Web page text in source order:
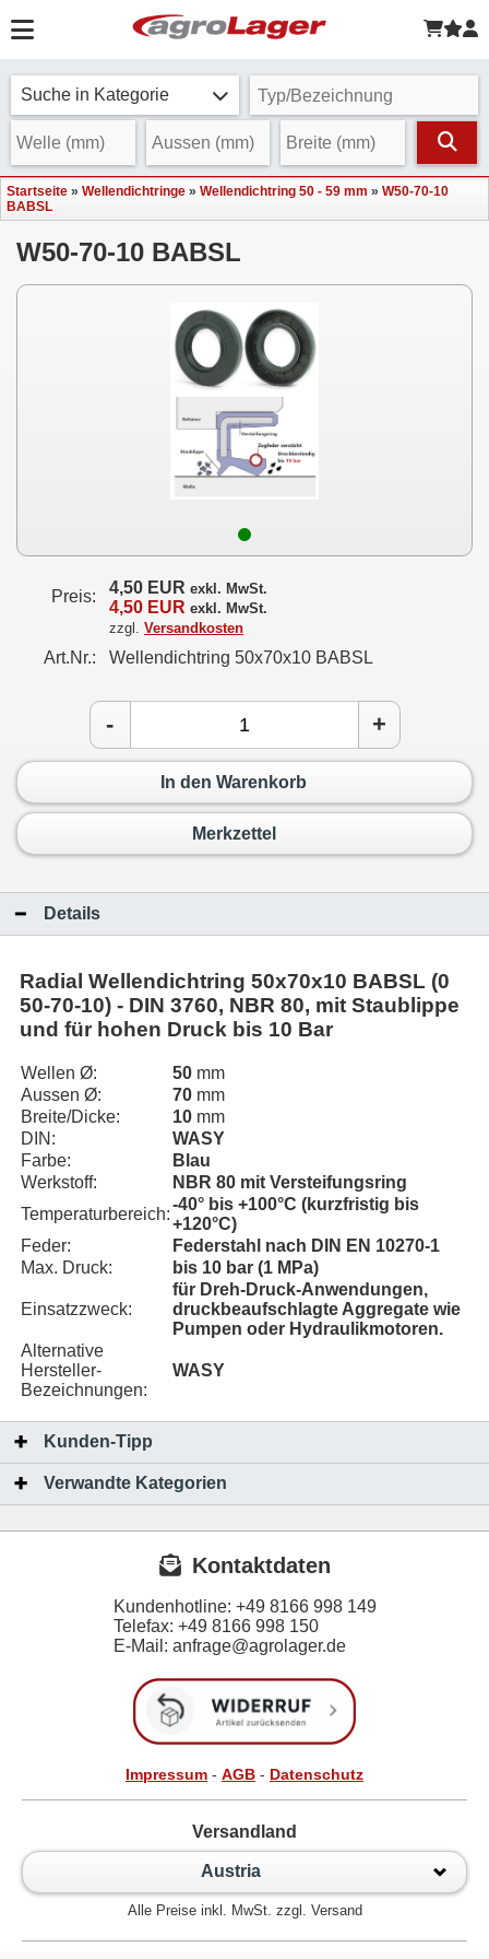
Suche in Kategorie
Startseite » Wellendichtringe » Wellendichtring 50 - 59 mm » W50-70-10
BABSL
W50-70-10 BABSL
Preis: 4,50 EUR exkl. MwSt.
4,50 EUR exkl. MwSt.
zzgl. Versandkosten
Art.Nr.: Wellendichtring 50x70x10 BABSL
- +
In den Warenkorb
Merkzettel
Details
Radial Wellendichtring 50x70x10 BABSL (0
50-70-10) - DIN 3760, NBR 80, mit Staublippe
und für hohen Druck bis 10 Bar
Wellen Ø: 50 mm
Aussen Ø:
70 mm
Breite/Dicke:
10 mm
DIN:
WASY
Farbe:
Blau
Werkstoff:
NBR 80 mit Versteifungsring
Temperaturbereich:
-40° bis +100°C (kurzfristig bis
+120°C)
Feder:
Federstahl nach DIN EN 10270-1
Max. Druck:
bis 10 bar (1 MPa)
Einsatzzweck:
für Dreh-Druck-Anwendungen,
druckbeaufschlagte Aggregate wie
Pumpen oder Hydraulikmotoren.
Alternative
Hersteller-
Bezeichnungen:
WASY
Kunden-Tipp
Verwandte Kategorien
Kontaktdaten
Kundenhotline: +49 8166 998 149
Telefax: +49 8166 998 150
E-Mail: anfrage@agrolager.de
Impressum - AGB - Datenschutz
Versandland
Austria
Alle Preise inkl. MwSt. zzgl. Versand